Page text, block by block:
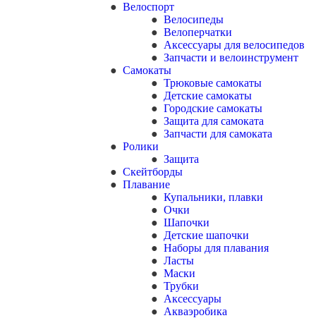
Велоспорт
Велосипеды
Велоперчатки
Аксессуары для велосипедов
Запчасти и велоинструмент
Самокаты
Трюковые самокаты
Детские самокаты
Городские самокаты
Защита для самоката
Запчасти для самоката
Ролики
Защита
Скейтборды
Плавание
Купальники, плавки
Очки
Шапочки
Детские шапочки
Наборы для плавания
Ласты
Маски
Трубки
Аксессуары
Акваэробика